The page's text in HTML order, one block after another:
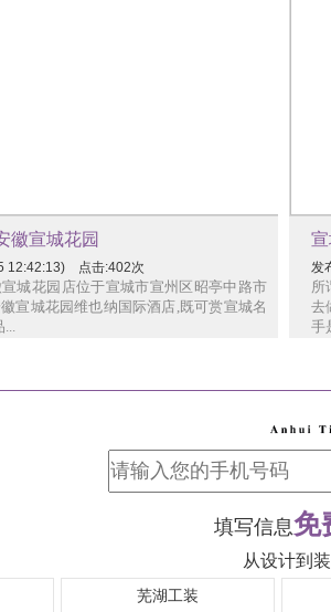
徽宣城花园
12:42:13) 点击:402次
城花园店位于宣城市宣州区昭亭中路市
安徽宣城花园维也纳国际酒店,既可赏宣城名
...
发
所
去
手
填写信息免
从设计到
芜湖工装